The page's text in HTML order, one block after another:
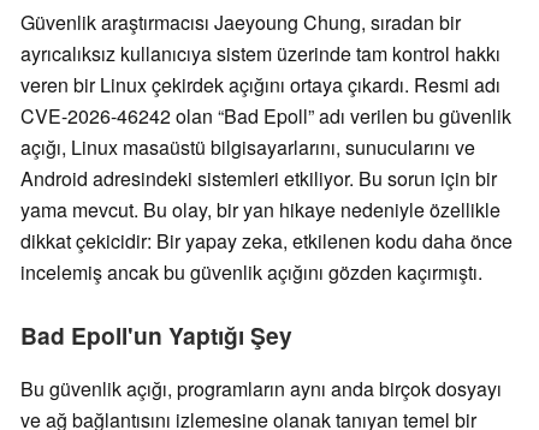
Güvenlik araştırmacısı Jaeyoung Chung, sıradan bir
ayrıcalıksız kullanıcıya sistem üzerinde tam kontrol hakkı
veren bir Linux çekirdek açığını ortaya çıkardı. Resmi adı
CVE-2026-46242 olan “Bad Epoll” adı verilen bu güvenlik
açığı, Linux masaüstü bilgisayarlarını, sunucularını ve
Android adresindeki sistemleri etkiliyor. Bu sorun için bir
yama mevcut. Bu olay, bir yan hikaye nedeniyle özellikle
dikkat çekicidir: Bir yapay zeka, etkilenen kodu daha önce
incelemiş ancak bu güvenlik açığını gözden kaçırmıştı.
Bad Epoll'un Yaptığı Şey
Bu güvenlik açığı, programların aynı anda birçok dosyayı
ve ağ bağlantısını izlemesine olanak tanıyan temel bir